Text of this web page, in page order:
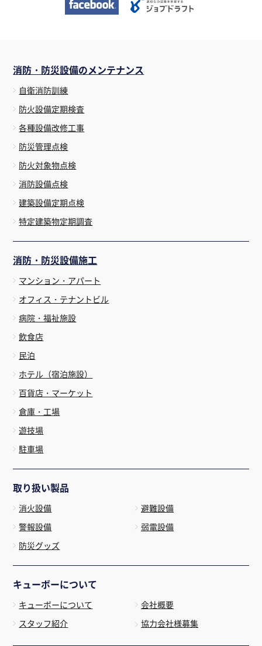
消防・防災設備のメンテナンス
自衛消防訓練
防火設備定期検査
各種設備改修工事
防災管理点検
防火対象物点検
消防設備点検
建築設備定期点検
特定建築物定期調査
消防・防災設備施工
マンション・アパート
オフィス・テナントビル
病院・福祉施設
飲食店
民泊
ホテル（宿泊施設）
百貨店・マーケット
倉庫・工場
遊技場
駐車場
取り扱い製品
消火設備
避難設備
警報設備
弱電設備
防災グッズ
キューボーについて
キューボーについて
会社概要
スタッフ紹介
協力会社様募集